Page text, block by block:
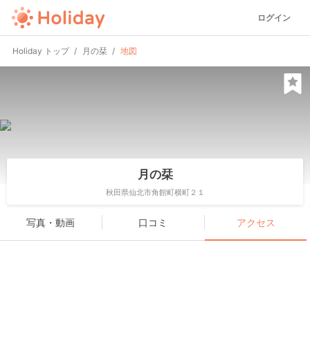
ログイン
Holiday トップ 月の栞 地図
月の栞
秋田県仙北市角館町横町２１
写真・動画 口コミ アクセス